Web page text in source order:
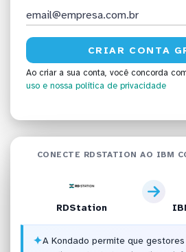
Ao criar a sua conta, você concorda
uso e nossa política de privacidade
CONECTE RDSTATION AO IBM
RDStation
✦A Kondado permite que